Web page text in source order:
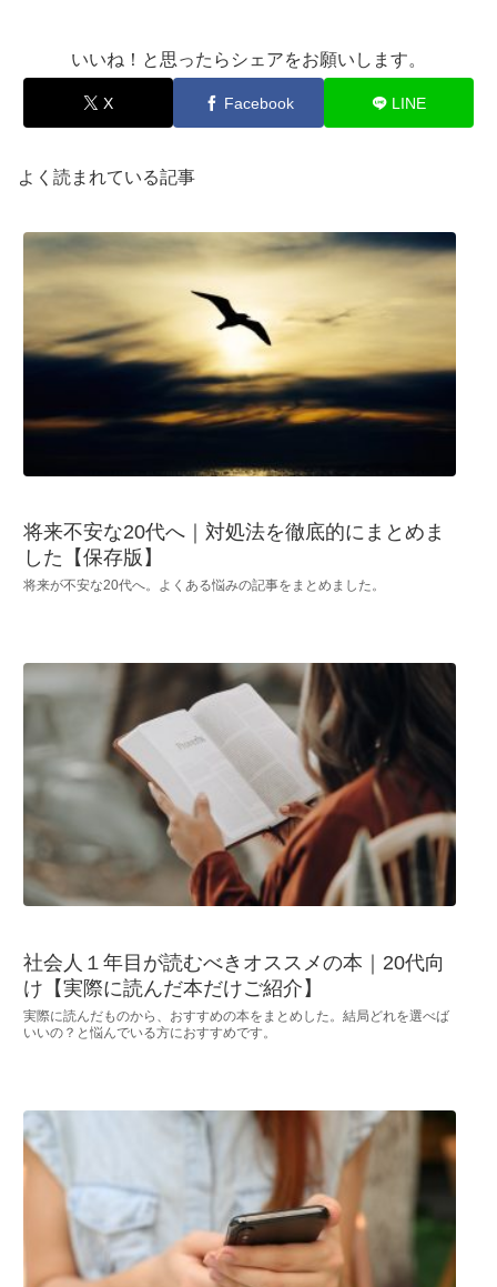
いいね！と思ったらシェアをお願いします。
X Facebook LINE
よく読まれている記事
将来不安な20代へ｜対処法を徹底的にまとめま
した【保存版】
将来が不安な20代へ。よくある悩みの記事をまとめました。
社会人１年目が読むべきオススメの本｜20代向
け【実際に読んだ本だけご紹介】
実際に読んだものから、おすすめの本をまとめした。結局どれを選べば
いいの？と悩んでいる方におすすめです。